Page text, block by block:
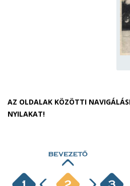
AZ OLDALAK KÖZÖTTI
NYILAKAT!